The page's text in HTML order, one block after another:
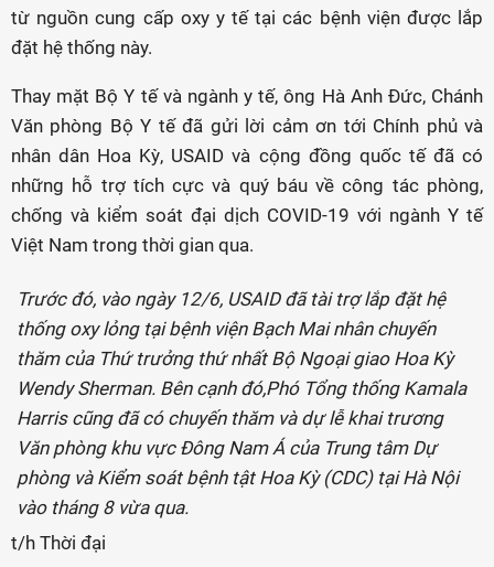
từ nguồn cung cấp oxy y tế tại các bệnh viện được lắp
đặt hệ thống này.
Thay mặt Bộ Y tế và ngành y tế, ông Hà Anh Đức, Chánh
Văn phòng Bộ Y tế đã gửi lời cảm ơn tới Chính phủ và
nhân dân Hoa Kỳ, USAID và cộng đồng quốc tế đã có
những hỗ trợ tích cực và quý báu về công tác phòng,
chống và kiểm soát đại dịch COVID-19 với ngành Y tế
Việt Nam trong thời gian qua.
Trước đó, vào ngày 12/6, USAID đã tài trợ lắp đặt hệ
thống oxy lỏng tại bệnh viện Bạch Mai nhân chuyến
thăm của Thứ trưởng thứ nhất Bộ Ngoại giao Hoa Kỳ
Wendy Sherman. Bên cạnh đó,Phó Tổng thống Kamala
Harris cũng đã có chuyến thăm và dự lễ khai trương
Văn phòng khu vực Đông Nam Á của Trung tâm Dự
phòng và Kiểm soát bệnh tật Hoa Kỳ (CDC) tại Hà Nội
vào tháng 8 vừa qua.
t/h Thời đại